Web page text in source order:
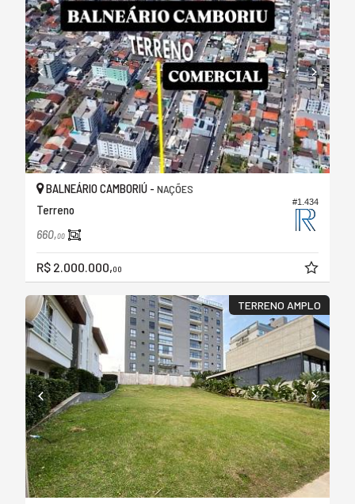
#1.434
BALNEÁRIO CAMBORIÚ - NAÇÕES
Terreno
660,00
R$ 2.000.000,00
TERRENO AMPLO